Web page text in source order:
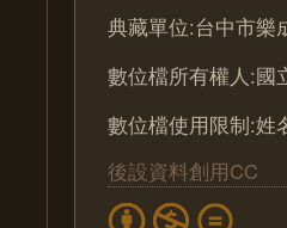
典藏單位:台中市樂
數位檔所有權人:國
數位檔使用限制:姓
後設資料創用CC